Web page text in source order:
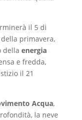
il 5 di
primavera,
della energia
e fredda,
il 21
Acqua,
la neve